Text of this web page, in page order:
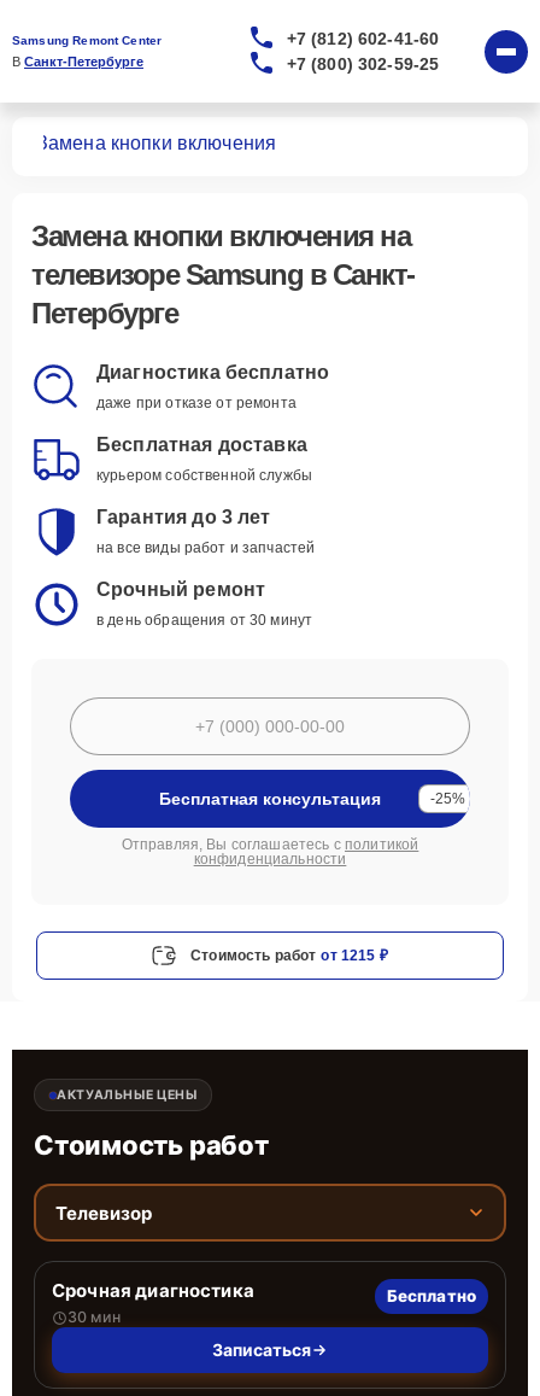
Samsung Remont Center
В Санкт-Петербурге
+7 (812) 602-41-60
+7 (800) 302-59-25
Замена кнопки включения
Замена кнопки включенияна
телевизоре Samsung в Санкт-
Петербурге
Диагностика бесплатно
даже при отказе от ремонта
Бесплатная доставка
курьером собственной службы
Гарантия до 3 лет
на все виды работ и запчастей
Срочный ремонт
в день обращения от 30 минут
Бесплатная консультация -25%
Отправляя, Вы соглашаетесь с политикой
конфиденциальности
Стоимость работ от 1215 ₽
АКТУАЛЬНЫЕ ЦЕНЫ
Стоимость работ
Телевизор
Срочная диагностика
30 мин
Бесплатно
Записаться